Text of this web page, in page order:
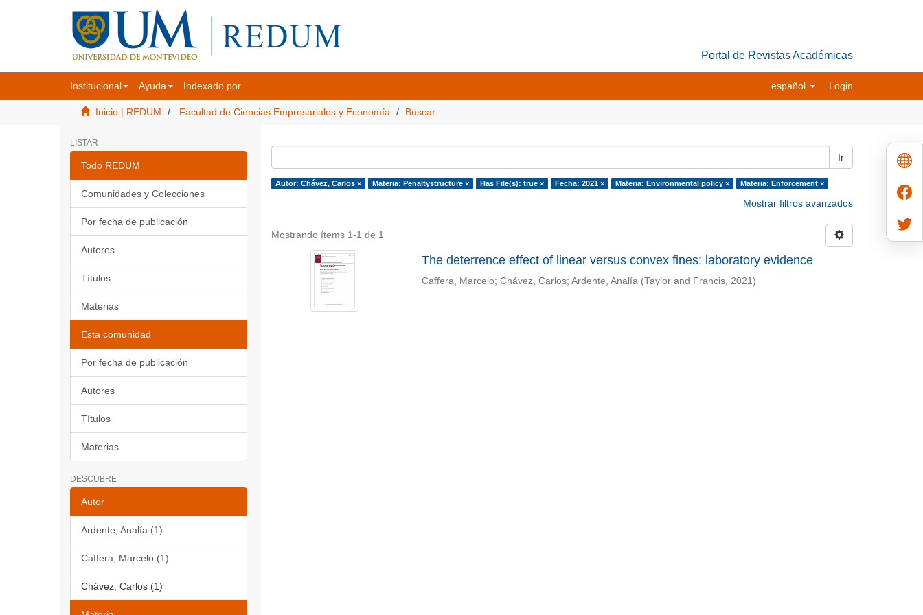
Portal de Revistas Académicas
Institucional Ayuda Indexado por español Login
Inicio | REDUM Facultad de Ciencias Empresariales y Economía Buscar
LISTAR
Todo REDUM
Comunidades y Colecciones
Por fecha de publicación
Autores
Títulos
Materias
Esta comunidad
Por fecha de publicación
Autores
Títulos
Materias
DESCUBRE
Autor
Ardente, Analía (1)
Caffera, Marcelo (1)
Chávez, Carlos (1)
Ir
Autor: Chávez, Carlos × Materia: Penaltystructure × Has File(s): true × Fecha: 2021 × Materia: Environmental policy × Materia: Enforcement ×
Mostrar filtros avanzados
Mostrando ítems 1-1 de 1
The deterrence effect of linear versus convex fines: laboratory evidence
Caffera, Marcelo; Chávez, Carlos; Ardente, Analía (Taylor and Francis, 2021)